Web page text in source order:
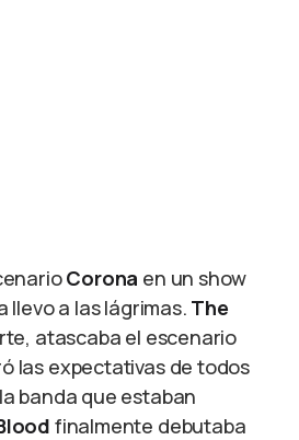
Corona en un show
llevo a las lágrimas. The
atascaba el escenario
las expectativas de todos
banda que estaban
finalmente debutaba